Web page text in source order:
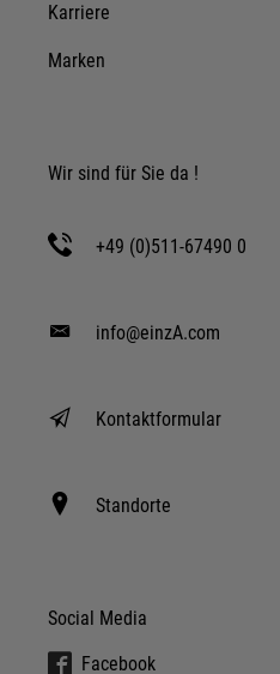
Karriere
Marken
Wir sind für Sie da !
+49 (0)511-67490 0
info@einzA.com
Kontaktformular
Standorte
Social Media
Facebook